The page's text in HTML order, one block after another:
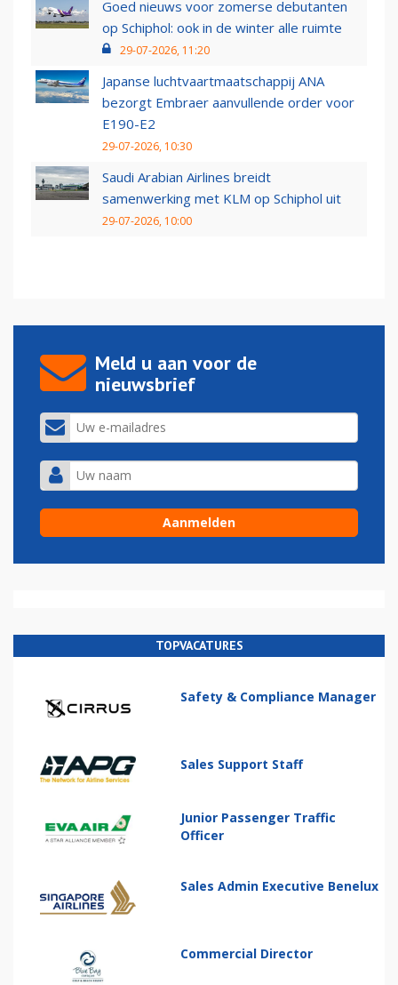
Goed nieuws voor zomerse debutanten
op Schiphol: ook in de winter alle ruimte
29-07-2026, 11:20
Japanse luchtvaartmaatschappij ANA
bezorgt Embraer aanvullende order voor
E190-E2
29-07-2026, 10:30
Saudi Arabian Airlines breidt
samenwerking met KLM op Schiphol uit
29-07-2026, 10:00
Meld u aan voor de
nieuwsbrief
TOPVACATURES
Safety & Compliance Manager
Sales Support Staff
Junior Passenger Traffic
Officer
Sales Admin Executive Benelux
Commercial Director